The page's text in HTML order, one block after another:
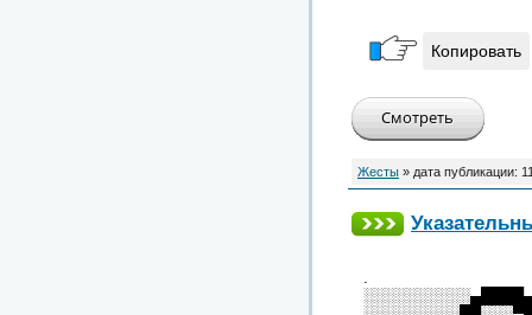
Копировать
Жесты » дата публикации:
.